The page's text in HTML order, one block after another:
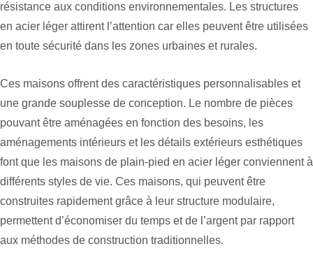
résistance aux conditions environnementales. Les structures
en acier léger attirent l’attention car elles peuvent être utilisées
en toute sécurité dans les zones urbaines et rurales.
Ces maisons offrent des caractéristiques personnalisables et
une grande souplesse de conception. Le nombre de pièces
pouvant être aménagées en fonction des besoins, les
aménagements intérieurs et les détails extérieurs esthétiques
font que les maisons de plain-pied en acier léger conviennent à
différents styles de vie. Ces maisons, qui peuvent être
construites rapidement grâce à leur structure modulaire,
permettent d’économiser du temps et de l’argent par rapport
aux méthodes de construction traditionnelles.